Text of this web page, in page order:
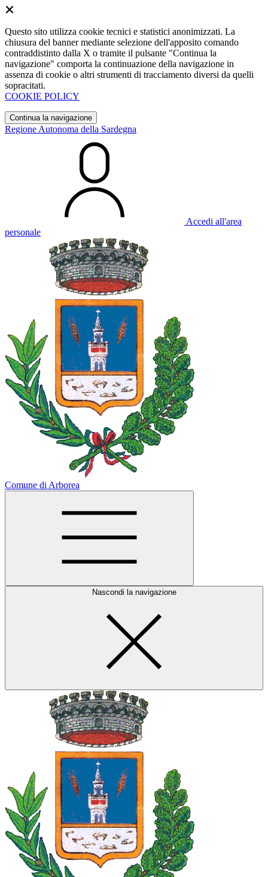
Questo sito utilizza cookie tecnici e statistici anonimizzati. La
chiusura del banner mediante selezione dell'apposito comando
contraddistinto dalla X o tramite il pulsante "Continua la
navigazione" comporta la continuazione della navigazione in
assenza di cookie o altri strumenti di tracciamento diversi da quelli
sopracitati.
COOKIE POLICY
Continua la navigazione
Regione Autonoma della Sardegna
Accedi all'area
personale
Comune di Arborea
Nascondi la navigazione